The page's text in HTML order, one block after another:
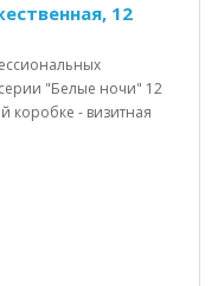
12
"Белые ночи" 12
коробке - визитная